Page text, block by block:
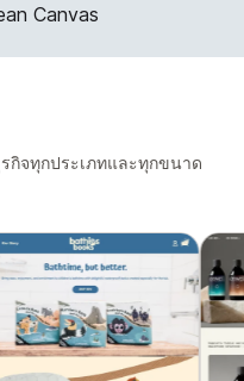
Canvas
กิจทุกประเภทและทุกขนาด